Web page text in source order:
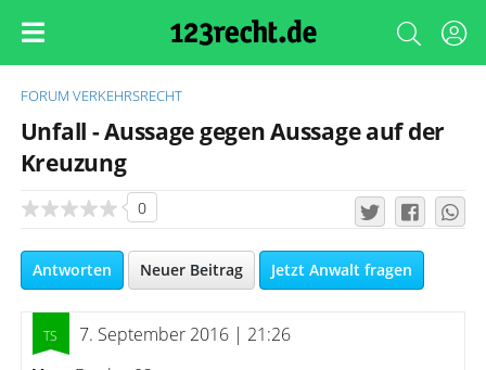
FORUM VERKEHRSRECHT
Unfall - Aussage gegen Aussage auf der
Kreuzung
0
Antworten Neuer Beitrag Jetzt Anwalt fragen
7. September 2016 | 21:26